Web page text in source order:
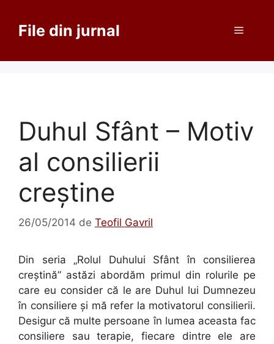
conținutFile din jurnal Meniu
Duhul Sfânt – Motiv
al consilierii
creştine
26/05/2014 de Teofil Gavril
Din seria „Rolul Duhului Sfânt în consilierea
creştină” astăzi abordăm primul din rolurile pe
care eu consider că le are Duhul lui Dumnezeu
în consiliere şi mă refer la motivatorul consilierii.
Desigur că multe persoane în lumea aceasta fac
consiliere sau terapie, fiecare dintre ele are